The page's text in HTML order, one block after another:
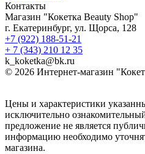
Контакты
Магазин "Кокетка Beauty Shop"
г. Екатеринбург, ул. Щорса, 128
+7 (922) 188-51-21
+ 7 (343) 210 12 35
k_koketka@bk.ru
© 2026 Интернет-магазин
Цены и характеристики
исключительно
предложение не является
информацию необходимо
магазина.